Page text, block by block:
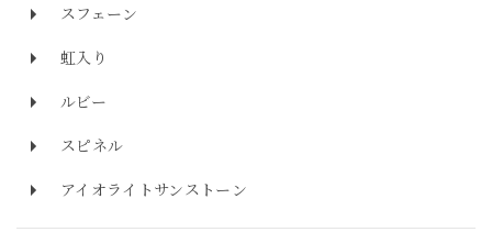
スフェーン
虹入り
ルビー
スピネル
アイオライトサンストーン